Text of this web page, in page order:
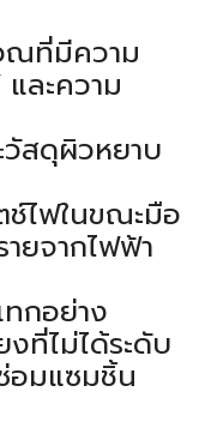
ณที่มีความ
ละความ
วัสดุผิวหยาบ
ไฟในขณะมือ
ยจากไฟฟ้า
ทกอย่าง
ที่ไม่ได้ระดับ
อมแซมชิ้น